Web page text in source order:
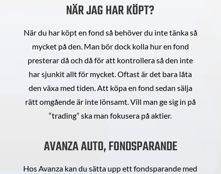
NÄR JAG HAR KÖPT?
När du har köpt en fond så behöver du inte tänka så
mycket på den. Man bör dock kolla hur en fond
presterar då och då för att kontrollera så den inte
har sjunkit allt för mycket. Oftast är det bara låta
den växa med tiden. Att köpa en fond sedan sälja
rätt omgående är inte lönsamt. Vill man ge sig in på
“trading” ska man fokusera på aktier.
AVANZA AUTO, FONDSPARANDE
Hos Avanza kan du sätta upp ett fondsparande med